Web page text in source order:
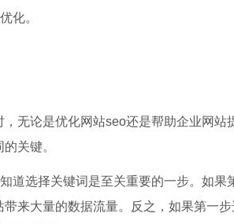
化。
无论是优化网站seo还是帮助企业网
关键。
道选择关键词是至关重要的一步。如
来大量的数据流量。反之，如果第一